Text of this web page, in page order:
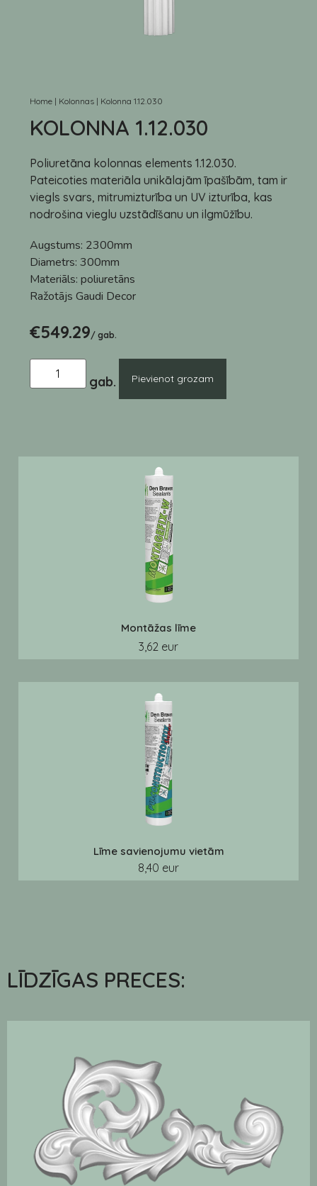
Home | Kolonnas | Kolonna 1.12.030
KOLONNA 1.12.030
Poliuretāna kolonnas elements 1.12.030.
Pateicoties materiāla unikālajām īpašībām, tam ir
viegls svars, mitrumizturība un UV izturība, kas
nodrošina vieglu uzstādīšanu un ilgmūžību.
Augstums: 2300mm
Diametrs: 300mm
Materiāls: poliuretāns
Ražotājs Gaudi Decor
€549.29/ gab.
Pievienot grozam
Montāžas līme
3,62 eur
Līme savienojumu vietām
8,40 eur
LĪDZĪGAS PRECES: